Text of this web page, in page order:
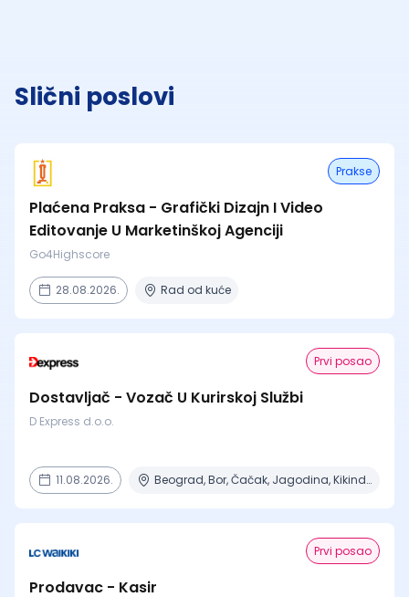
Slični poslovi
Prakse
Plaćena Praksa - Grafički Dizajn I Video
Editovanje U Marketinškoj Agenciji
Go4Highscore
28.08.2026. Rad od kuće
Prvi posao
Dostavljač - Vozač U Kurirskoj Službi
D Express d.o.o.
11.08.2026. Beograd, Bor, Čačak, Jagodina, Kikinda + 23 mesta | Terenski rad
Prvi posao
Prodavac - Kasir